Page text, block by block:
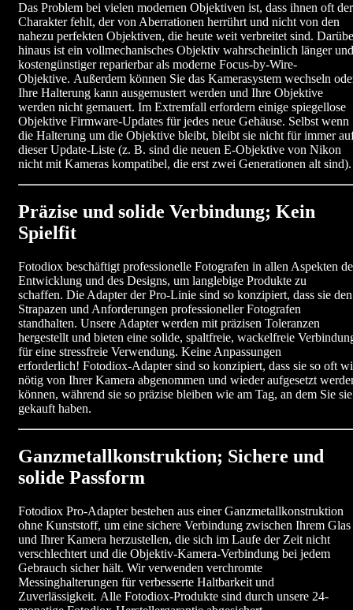
Das Problem bei vielen modernen Objektiven ist, dass ihnen oft der
Charakter fehlt, der von Aberrationen herrührt und nicht von den
nahezu perfekten Objektiven, die heute weit verbreitet sind.
hinaus ist ein vollmechanisches Objektiv wahrscheinlich länger und
kostengünstiger reparierbar als moderne Focus-by-Wire-
Objektive. Außerdem können Sie das Kamerasystem wechseln
Ihre Halterung kann ausgemustert werden und Ihre Objektive
werden nicht gemauert. Im Extremfall erfordern einige spiegellose
Objektive Firmware-Updates für jedes neue Gehäuse. Selbst wenn
die Halterung um die Objektive bleibt, bleibt sie nicht für immer
dieser Update-Liste (z. B. sind die neuen E-Objektive von Nikon
nicht mit Kameras kompatibel, die erst zwei Generationen alt sind).
Präzise und solide Verbindung; Kein
Spielfit
Fotodiox beschäftigt professionelle Fotografen in allen Aspekten
Entwicklung und des Designs, um langlebige Produkte zu
schaffen. Die Adapter der Pro-Linie sind so konzipiert, dass sie den
Strapazen und Anforderungen professioneller Fotografen
standhalten. Unsere Adapter werden mit präzisen Toleranzen
hergestellt und bieten eine solide, spaltfreie, wackelfreie
für eine stressfreie Verwendung. Keine Anpassungen
erforderlich! Fotodiox-Adapter sind so konzipiert, dass sie so oft
nötig von Ihrer Kamera abgenommen und wieder aufgesetzt
können, während sie so präzise bleiben wie am Tag, an dem Sie sie
gekauft haben.
Ganzmetallkonstruktion; Sichere und
solide Passform
Fotodiox Pro-Adapter bestehen aus einer Ganzmetallkonstruktion
ohne Kunststoff, um eine sichere Verbindung zwischen Ihrem Glas
und Ihrer Kamera herzustellen, die sich im Laufe der Zeit nicht
verschlechtert und die Objektiv-Kamera-Verbindung bei jedem
Gebrauch sicher hält. Wir verwenden verchromte
Messinghalterungen für verbesserte Haltbarkeit und
Zuverlässigkeit. Alle Fotodiox-Produkte sind durch unsere 24-